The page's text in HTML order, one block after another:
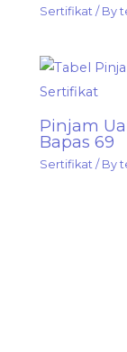
Sertifikat / By
Pinjam
Bapas 69
Sertifikat / By